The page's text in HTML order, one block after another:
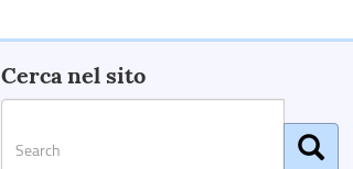
Cerca nel sito